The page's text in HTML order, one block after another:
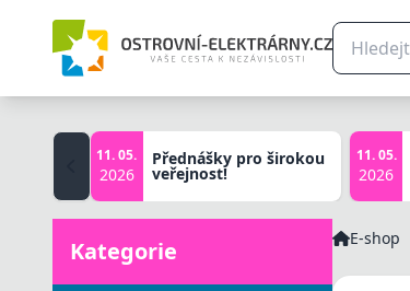
11. 05.
2026
Přednášky pro širokou
veřejnost!
11. 05.
2026
Kategorie E-shop